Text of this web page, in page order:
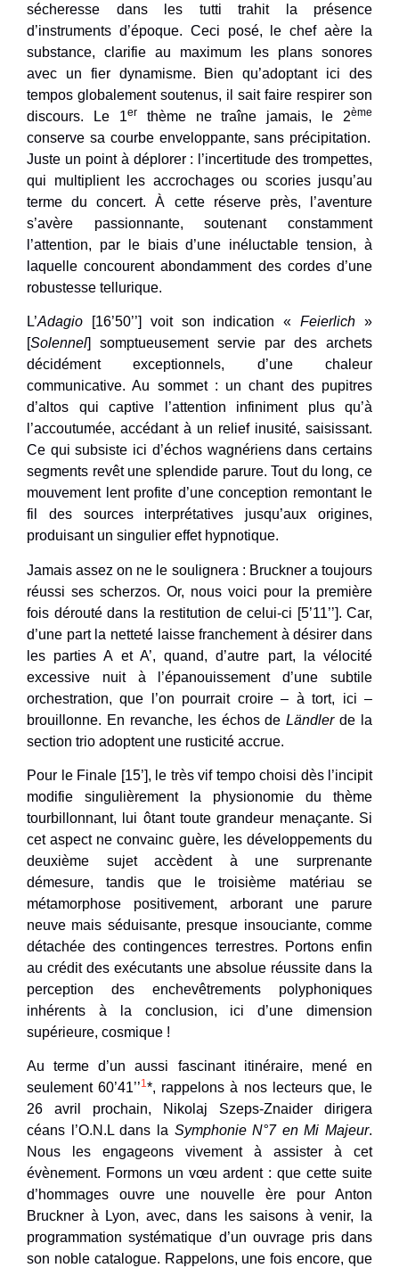
sécheresse dans les tutti trahit la présence
d’instruments d’époque. Ceci posé, le chef aère la
substance, clarifie au maximum les plans sonores
avec un fier dynamisme. Bien qu’adoptant ici des
tempos globalement soutenus, il sait faire respirer son
discours. Le 1er thème ne traîne jamais, le 2ème
conserve sa courbe enveloppante, sans précipitation.
Juste un point à déplorer : l’incertitude des trompettes,
qui multiplient les accrochages ou scories jusqu’au
terme du concert. À cette réserve près, l’aventure
s’avère passionnante, soutenant constamment
l’attention, par le biais d’une inéluctable tension, à
laquelle concourent abondamment des cordes d’une
robustesse tellurique.
L’Adagio [16’50’’] voit son indication «Feierlich »
[Solennel] somptueusement servie par des archets
décidément exceptionnels, d’une chaleur
communicative. Au sommet : un chant des pupitres
d’altos qui captive l’attention infiniment plus qu’à
l’accoutumée, accédant à un relief inusité, saisissant.
Ce qui subsiste ici d’échos wagnériens dans certains
segments revêt une splendide parure. Tout du long, ce
mouvement lent profite d’une conception remontant le
fil des sources interprétatives jusqu’aux origines,
produisant un singulier effet hypnotique.
Jamais assez on ne le soulignera : Bruckner a toujours
réussi ses scherzos. Or, nous voici pour la première
fois dérouté dans la restitution de celui-ci [5’11’’]. Car,
d’une part la netteté laisse franchement à désirer dans
les parties A et A’, quand, d’autre part, la vélocité
excessive nuit à l’épanouissement d’une subtile
orchestration, que l’on pourrait croire – à tort, ici –
brouillonne. En revanche, les échos deLändlerde la
section trio adoptent une rusticité accrue.
Pour le Finale [15’], le très vif tempo choisi dès l’incipit
modifie singulièrement la physionomie du thème
tourbillonnant, lui ôtant toute grandeur menaçante. Si
cet aspect ne convainc guère, les développements du
deuxième sujet accèdent à une surprenante
démesure, tandis que le troisième matériau se
métamorphose positivement, arborant une parure
neuve mais séduisante, presque insouciante, comme
détachée des contingences terrestres. Portons enfin
au crédit des exécutants une absolue réussite dans la
perception des enchevêtrements polyphoniques
inhérents à la conclusion, ici d’une dimension
supérieure, cosmique !
Au terme d’un aussi fascinant itinéraire, mené en
seulement 60’41’’1*, rappelons à nos lecteurs que, le
26 avril prochain, Nikolaj Szeps-Znaider dirigera
céans l’O.N.L dans la Symphonie N°7 en Mi Majeur.
Nous les engageons vivement à assister à cet
évènement. Formons un vœu ardent : que cette suite
d’hommages ouvre une nouvelle ère pour Anton
Bruckner à Lyon, avec, dans les saisons à venir, la
programmation systématique d’un ouvrage pris dans
son noble catalogue. Rappelons, une fois encore, que